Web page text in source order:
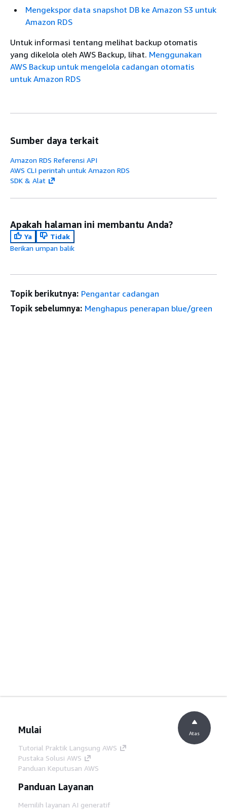
Mengekspor data snapshot DB ke Amazon S3 untuk
Amazon RDS
Untuk informasi tentang melihat backup otomatis
yang dikelola oleh AWS Backup, lihat. Menggunakan
AWS Backup untuk mengelola cadangan otomatis
untuk Amazon RDS
Sumber daya terkait
Amazon RDS Referensi API
AWS CLI perintah untuk Amazon RDS
SDK & Alat
Apakah halaman ini membantu Anda?
Ya
Tidak
Berikan umpan balik
Topik berikutnya: Pengantar cadangan
Topik sebelumnya: Menghapus penerapan blue/green
Mulai
Tutorial Praktik Langsung AWS
Pustaka Solusi AWS
Panduan Keputusan AWS
Panduan Layanan
Memilih layanan AI generatif
Atas